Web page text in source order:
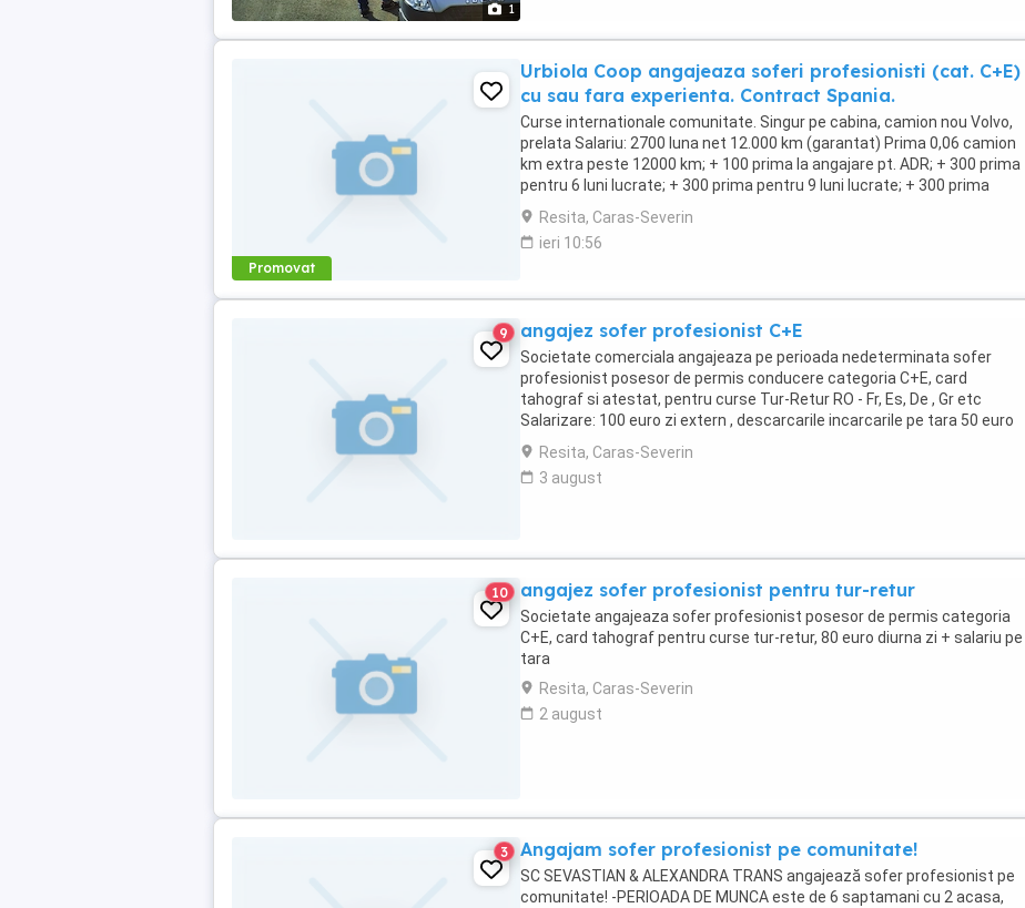
1
Promovat
Urbiola Coop angajeaza soferi profesionisti (cat. C+E)
cu sau fara experienta. Contract Spania.
Curse internationale comunitate. Singur pe cabina, camion nou Volvo,
prelata Salariu: 2700 luna net 12.000 km (garantat) Prima 0,06 camion
km extra peste 12000 km; + 100 prima la angajare pt. ADR; + 300 prima
pentru 6 luni lucrate; + 300 prima pentru 9 luni lucrate; + 300 prima
pentru 12 luni lucrate. Cazare, ...
Resita, Caras-Severin
ieri 10:56
9 angajez sofer profesionist C+E
Societate comerciala angajeaza pe perioada nedeterminata sofer
profesionist posesor de permis conducere categoria C+E, card
tahograf si atestat, pentru curse Tur-Retur RO - Fr, Es, De , Gr etc
Salarizare: 100 euro zi extern , descarcarile incarcarile pe tara 50 euro
zi
Resita, Caras-Severin
3 august
10 angajez sofer profesionist pentru tur-retur
Societate angajeaza sofer profesionist posesor de permis categoria
C+E, card tahograf pentru curse tur-retur, 80 euro diurna zi + salariu pe
tara
Resita, Caras-Severin
2 august
3 Angajam sofer profesionist pe comunitate!
SC SEVASTIAN & ALEXANDRA TRANS angajează sofer profesionist pe
comunitate! -PERIOADA DE MUNCA este de 6 saptamani cu 2 acasa,